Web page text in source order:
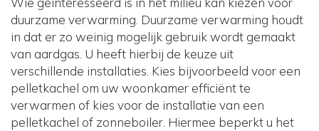
duurzame verwarming. Duurzame verwarming houdt
in dat er zo weinig mogelijk gebruik wordt gemaakt
van aardgas. U heeft hierbij de keuze uit
verschillende installaties. Kies bijvoorbeeld voor een
pelletkachel om uw woonkamer efficiënt te
verwarmen of kies voor de installatie van een
pelletkachel of zonneboiler. Hiermee beperkt u het